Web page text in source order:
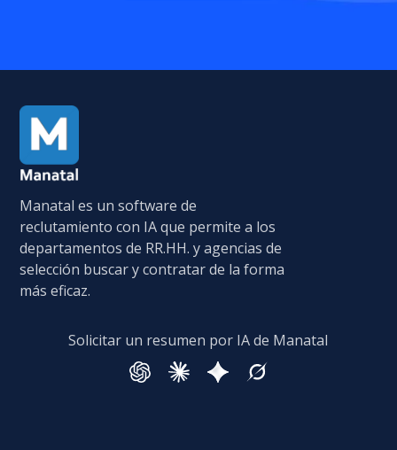
Manatal es un software de
reclutamiento con IA que permite a los
departamentos de RR.HH. y agencias de
selección buscar y contratar de la forma
más eficaz.
Solicitar un resumen por IA de Manatal